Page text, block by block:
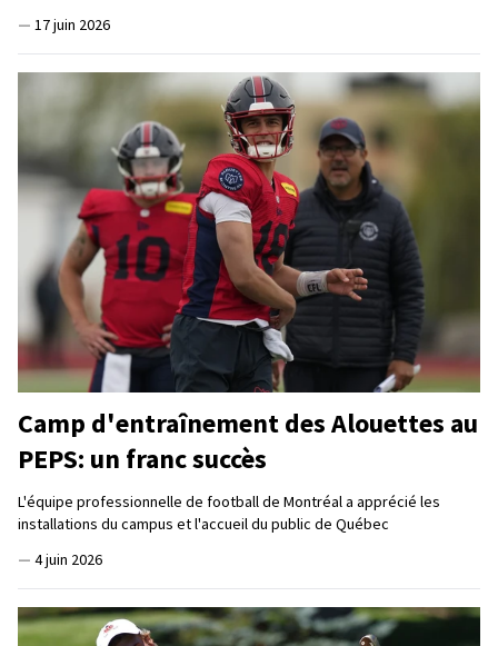
— 17 juin 2026
Camp d'entraînement des Alouettes au
PEPS: un franc succès
L'équipe professionnelle de football de Montréal a apprécié les
installations du campus et l'accueil du public de Québec
— 4 juin 2026